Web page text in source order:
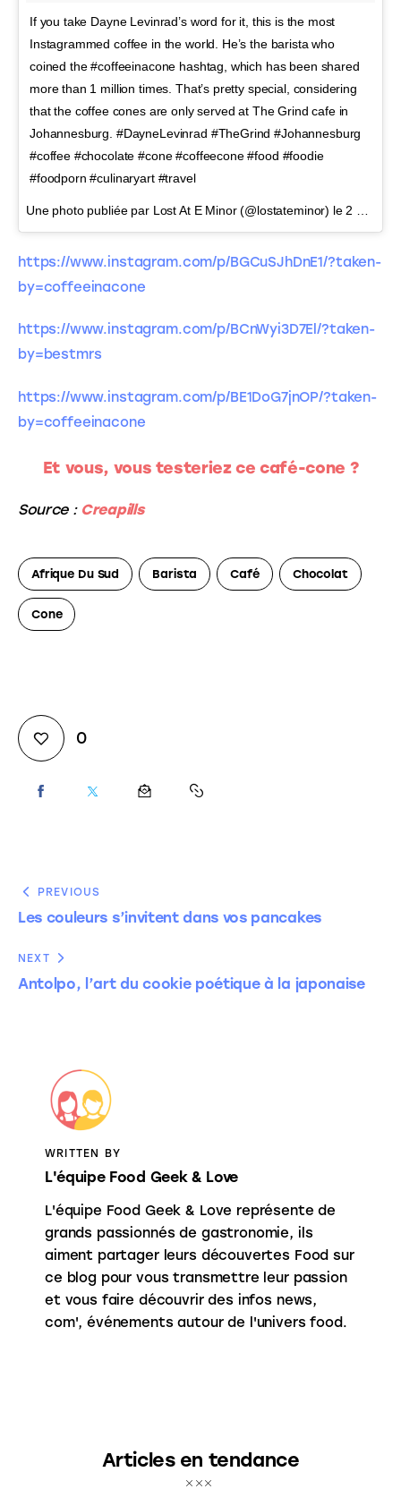
If you take Dayne Levinrad’s word for it, this is the most
Instagrammed coffee in the world. He’s the barista who
coined the #coffeeinacone hashtag, which has been shared
more than 1 million times. That’s pretty special, considering
that the coffee cones are only served at The Grind cafe in
Johannesburg. #DayneLevinrad #TheGrind #Johannesburg
#coffee #chocolate #cone #coffeecone #food #foodie
#foodporn #culinaryart #travel
Une photo publiée par Lost At E Minor (@lostateminor) le2 Juin 2016 à 19h04 PDT
https://www.instagram.com/p/BGCuSJhDnE1/?taken-
by=coffeeinacone
https://www.instagram.com/p/BCnWyi3D7El/?taken-
by=bestmrs
https://www.instagram.com/p/BE1DoG7jnOP/?taken-
by=coffeeinacone
Et vous, vous testeriez ce café-cone ?
Source : Creapills
Afrique Du Sud Barista Café Chocolat
Cone
0
PREVIOUS
Les couleurs s’invitent dans vos pancakes
NEXT
Antolpo, l’art du cookie poétique à la japonaise
WRITTEN BY
L'équipe Food Geek & Love
L'équipe Food Geek & Love représente de
grands passionnés de gastronomie, ils
aiment partager leurs découvertes Food sur
ce blog pour vous transmettre leur passion
et vous faire découvrir des infos news,
com', événements autour de l'univers food.
Articles en tendance